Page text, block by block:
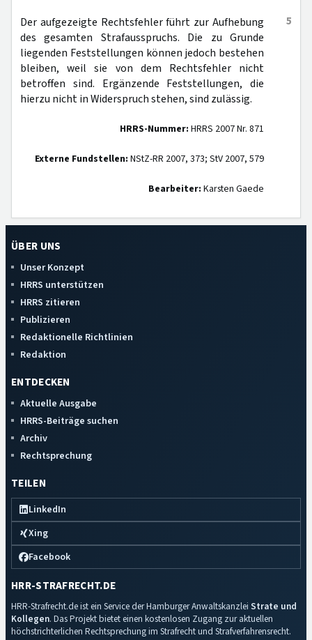
5
Der aufgezeigte Rechtsfehler führt zur Aufhebung
des gesamten Strafausspruchs. Die zu Grunde
liegenden Feststellungen können jedoch bestehen
bleiben, weil sie von dem Rechtsfehler nicht
betroffen sind. Ergänzende Feststellungen, die
hierzu nicht in Widerspruch stehen, sind zulässig.
HRRS-Nummer: HRRS 2007 Nr. 871
Externe Fundstellen: NStZ-RR 2007, 373; StV 2007, 579
Bearbeiter: Karsten Gaede
ÜBER UNS
Unser Konzept
HRRS unterstützen
HRRS zitieren
Publizieren
Redaktionelle Richtlinien
Redaktion
ENTDECKEN
Aktuelle Ausgabe
HRRS-Beiträge suchen
Archiv
Rechtsprechung
TEILEN
LinkedIn
Xing
Facebook
HRR-STRAFRECHT.DE
HRR-Strafrecht.de ist ein Service der Hamburger Anwaltskanzlei Strate und
Kollegen. Das Projekt bietet einen kostenlosen Zugang zur aktuellen
höchstrichterlichen Rechtsprechung im Strafrecht und Strafverfahrensrecht.